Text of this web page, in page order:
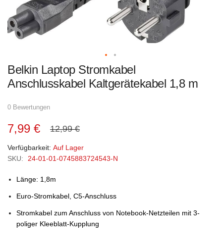
Zum
Anfang
der
Bildgalerie
Belkin Laptop Stromkabel
Anschlusskabel Kaltgerätekabel 1,8 m
0 Bewertungen
7,99 € 12,99 €
Verfügbarkeit: Auf Lager
SKU:
24-01-01-0745883724543-N
Länge: 1,8m
Euro-Stromkabel, C5-Anschluss
Stromkabel zum Anschluss von Notebook-Netzteilen mit 3-
poliger Kleeblatt-Kupplung